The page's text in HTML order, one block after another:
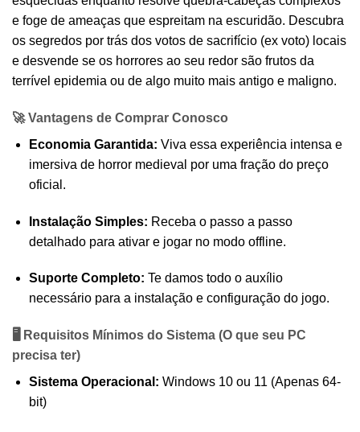
e foge de ameaças que espreitam na escuridão. Descubra
os segredos por trás dos votos de sacrifício (ex voto) locais
e desvende se os horrores ao seu redor são frutos da
terrível epidemia ou de algo muito mais antigo e maligno.
🚀 Vantagens de Comprar Conosco
Economia Garantida: Viva essa experiência intensa e
imersiva de horror medieval por uma fração do preço
oficial.
Instalação Simples: Receba o passo a passo
detalhado para ativar e jogar no modo offline.
Suporte Completo: Te damos todo o auxílio
necessário para a instalação e configuração do jogo.
🖥️ Requisitos Mínimos do Sistema (O que seu PC
precisa ter)
Sistema Operacional: Windows 10 ou 11 (Apenas 64-
bit)